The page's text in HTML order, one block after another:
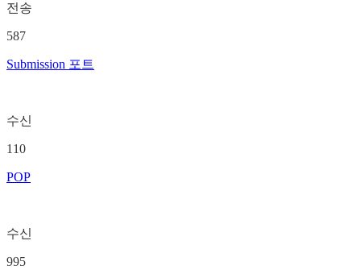
전송
587
Submission 포트
수신
110
POP
수신
995